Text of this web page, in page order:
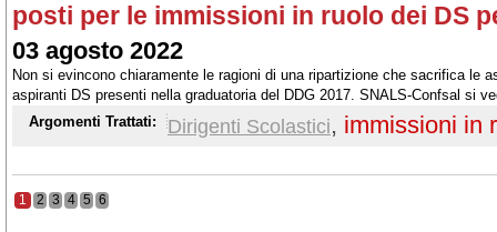
posti per le immissioni in ruolo dei DS
03 agosto 2022
Non si evincono chiaramente le ragioni di una ripartizione che sacrifica le
aspiranti DS presenti nella graduatoria del DDG 2017. SNALS-Confsal si
vie legali, le aspirazioni dei DS ingiustamente esclusi dalla nomina in ruolo
Argomenti Trattati: Dirigenti Scolastici, immissioni in
1 2 3 4 5 6